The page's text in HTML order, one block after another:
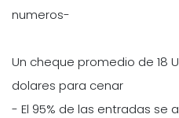
numeros-
Un cheque promedio de 18
dolares para cenar
- El 95% de las entradas se